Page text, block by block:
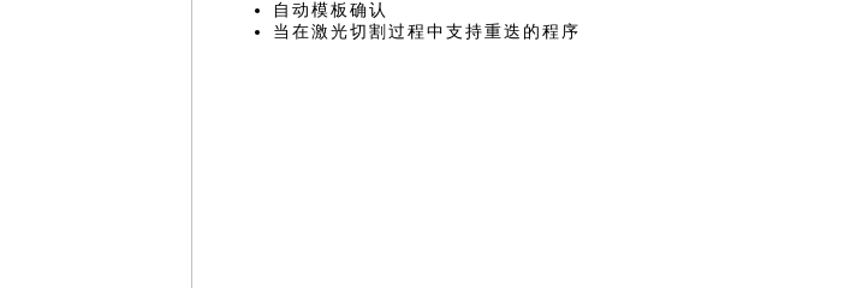
自动模板确认
当在激光切割过程中支持重迭的程序